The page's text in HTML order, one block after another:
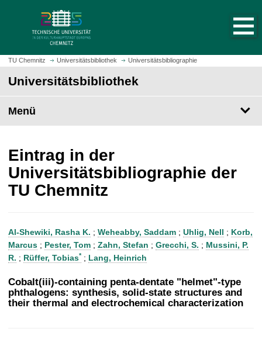
z
m
t
e
i
t
u
f
r
u
TU Chemnitz Universitätsbibliothek Universitätsbibliographie
Universitätsbibliothek
Menü
Eintrag in der
Universitätsbibliographie der
TU Chemnitz
Al-Shewiki, Rasha K. ; Weheabby, Saddam ; Uhlig, Nell ; Korb,
Marcus ; Pester, Tom ; Zahn, Stefan ; Grecchi, S. ; Mussini, P.
R. ; Rüffer, Tobias* ; Lang, Heinrich
Cobalt(iii)-containing penta-dentate "helmet"-type
phthalogens: synthesis, solid-state structures and
their thermal and electrochemical characterization